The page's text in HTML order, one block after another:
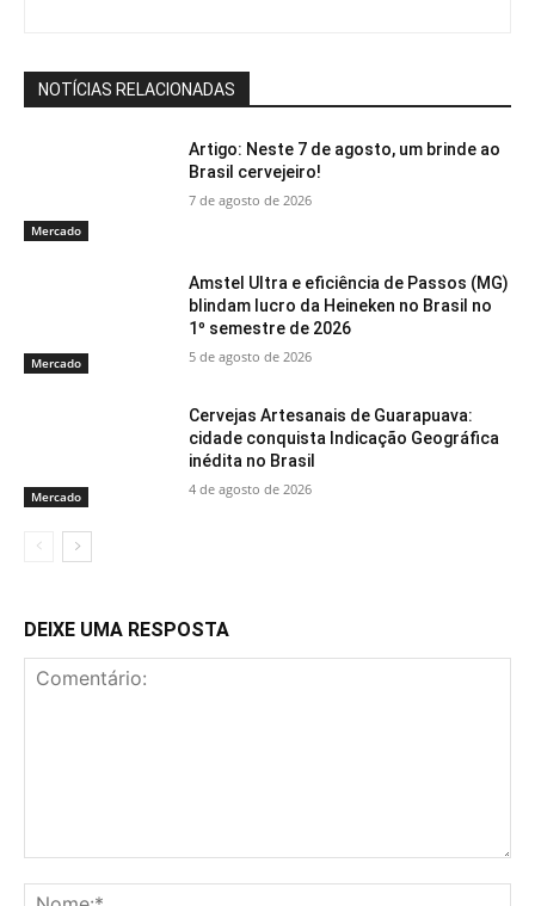
NOTÍCIAS RELACIONADAS
Mercado
Artigo: Neste 7 de agosto, um brinde ao
Brasil cervejeiro!
7 de agosto de 2026
Mercado
Amstel Ultra e eficiência de Passos (MG)
blindam lucro da Heineken no Brasil no
1º semestre de 2026
5 de agosto de 2026
Mercado
Cervejas Artesanais de Guarapuava:
cidade conquista Indicação Geográfica
inédita no Brasil
4 de agosto de 2026
DEIXE UMA RESPOSTA